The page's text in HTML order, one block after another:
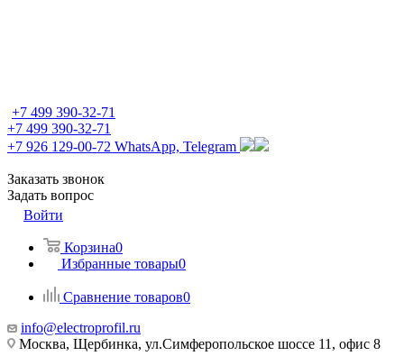
+7 499 390-32-71
+7 499 390-32-71
+7 926 129-00-72 WhatsApp, Telegram
Заказать звонок
Задать вопрос
Войти
Корзина0
Избранные товары0
Сравнение товаров0
info@electroprofil.ru
Москва, Щербинка, ул.Симферопольское шоссе 11, офис 8